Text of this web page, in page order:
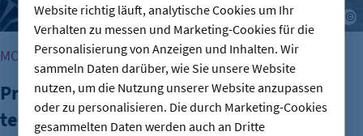
Website richtig läuft, analytische Cookies um Ihr
Verhalten zu messen und Marketing-Cookies für die
Personalisierung von Anzeigen und Inhalten. Wir
sammeln Daten darüber, wie Sie unsere Website
nutzen, um die Nutzung unserer Website anzupassen
oder zu personalisieren. Die durch Marketing-Cookies
gesammelten Daten werden auch an Dritte
MOBILITÄT & STADTENTWICKLUNG
Private Stellplätze werden bundesweit
teurer – Berlin bleibt stabil